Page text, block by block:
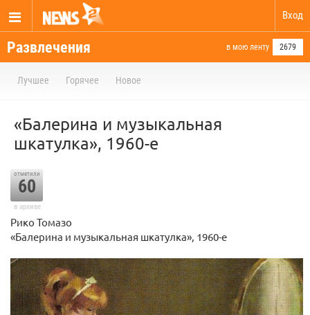
Вход
Развлечения в мою ленту 2679
Лучшее Горячее Новое
«Балерина и музыкальная
шкатулка», 1960-е
отметили
60
в архиве
Рико Томазо
«Балерина и музыкальная шкатулка», 1960-е